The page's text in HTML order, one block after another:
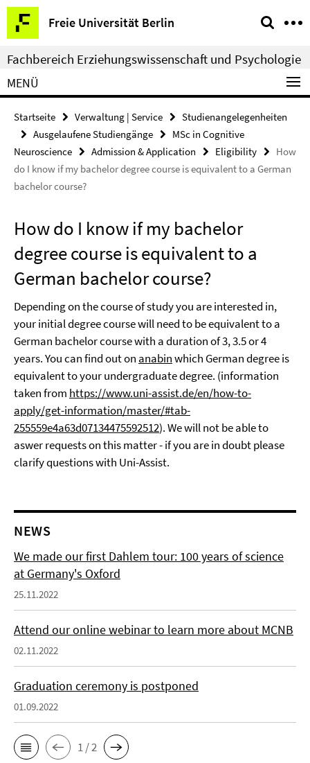
Springe
direkt
zu
Inhalt
Freie Universität Berlin
Service-
Navigation
Fachbereich Erziehungswissenschaft und Psychologie
MENÜ
Startseite Verwaltung | Service
Studienangelegenheiten
Ausgelaufene Studiengänge
MSc in Cognitive
Neuroscience
Admission & Application Eligibility
How
do I know if my bachelor degree course is equivalent to a German
bachelor course?
How do I know if my bachelor
degree course is equivalent to a
German bachelor course?
Depending on the course of study you are interested in,
your initial degree course will need to be equivalent to a
German bachelor course with a duration of 3, 3.5 or 4
years. You can find out on anabinwhich German degree is
equivalent to your undergraduate degree. (information
taken from https://www.uni-assist.de/en/how-to-
apply/get-information/master/#tab-
255559e4a63d07134475592512). We will not be able to
aswer requests on this matter - if you are in doubt please
clarify questions with Uni-Assist.
NEWS
We made our first Dahlem tour: 100 years of science
at Germany's Oxford
25.11.2022
Attend our online webinar to learn more about MCNB
02.11.2022
Graduation ceremony is postponed
01.09.2022
1 / 2